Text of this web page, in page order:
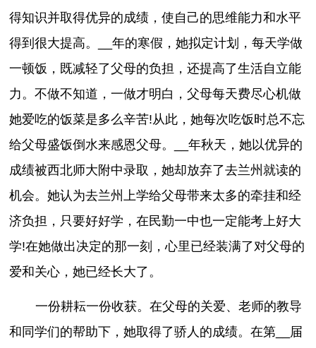
得知识并取得优异的成绩，使自己的思维能力和水平
得到很大提高。__年的寒假，她拟定计划，每天学做
一顿饭，既减轻了父母的负担，还提高了生活自立能
力。不做不知道，一做才明白，父母每天费尽心机做
她爱吃的饭菜是多么辛苦!从此，她每次吃饭时总不忘
给父母盛饭倒水来感恩父母。__年秋天，她以优异的
成绩被西北师大附中录取，她却放弃了去兰州就读的
机会。她认为去兰州上学给父母带来太多的牵挂和经
济负担，只要好好学，在民勤一中也一定能考上好大
学!在她做出决定的那一刻，心里已经装满了对父母的
爱和关心，她已经长大了。
一份耕耘一份收获。在父母的关爱、老师的教导
和同学们的帮助下，她取得了骄人的成绩。在第__届